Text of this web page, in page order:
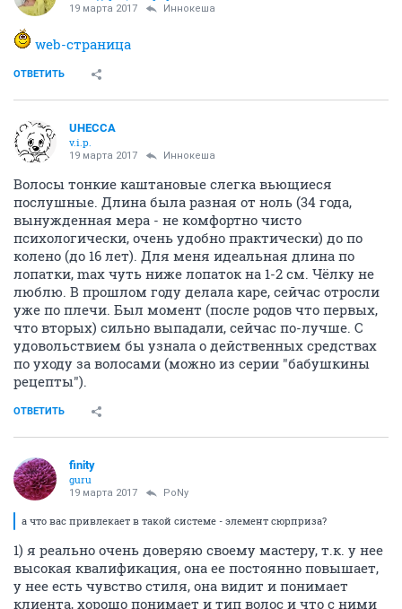
19 марта 2017 Иннокеша
web-страница
ОТВЕТИТЬ
UHECCA
v.i.p.
19 марта 2017 Иннокеша
Волосы тонкие каштановые слегка вьющиеся
послушные. Длина была разная от ноль (34 года,
вынужденная мера - не комфортно чисто
психологически, очень удобно практически) до по
колено (до 16 лет). Для меня идеальная длина по
лопатки, max чуть ниже лопаток на 1-2 см. Чёлку не
люблю. В прошлом году делала каре, сейчас отросли
уже по плечи. Был момент (после родов что первых,
что вторых) сильно выпадали, сейчас по-лучше. С
удовольствием бы узнала о действенных средствах
по уходу за волосами (можно из серии "бабушкины
рецепты").
ОТВЕТИТЬ
finity
guru
19 марта 2017 PoNy
а что вас привлекает в такой системе - элемент сюрприза?
1) я реально очень доверяю своему мастеру, т.к. у нее
высокая квалификация, она ее постоянно повышает,
у нее есть чувство стиля, она видит и понимает
клиента, хорошо понимает и тип волос и что с ними